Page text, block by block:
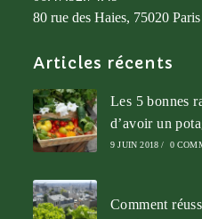
80 rue des Haies, 75020 Paris
Articles récents
Les 5 bonnes
d’avoir un
9 JUIN 2018 / 0
Comment